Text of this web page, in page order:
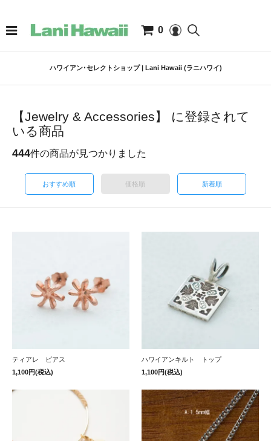
0
ハワイアン･セレクトショップ | Lani Hawaii (ラニハワイ)
【Jewelry & Accessories】 に登録されて
いる商品
444件の商品が見つかりました
おすすめ順 価格順 新着順
ティアレ ピアス
1,100円(税込)
ハワイアンキルト トップ
1,100円(税込)